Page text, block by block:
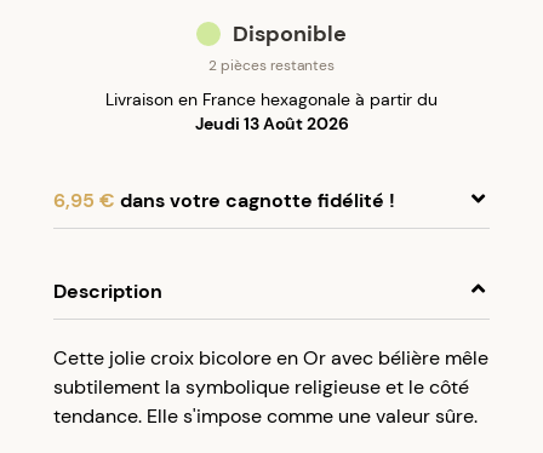
Disponible
2 pièces restantes
Livraison en France hexagonale à partir du
Jeudi 13 Août 2026
6,95 € dans votre cagnotte fidélité !
compte client et cumulez 5% de vos achats dans
votre cagnotte fidélité sans minimum d’achat.
Utilisez votre cagnotte de fidélité dès votre
Description
Cette jolie croix bicolore en Or avec bélière mêle
subtilement la symbolique religieuse et le côté
tendance. Elle s'impose comme une valeur sûre.